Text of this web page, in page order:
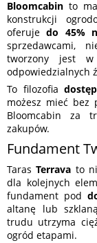
Bloomcabin to
konstrukcji
oferujedo 45%
sprzedawcami,
tworzony jest w
odpowiedzialnych
To filozofia
możesz mieć bez
Bloomcabin za
zakupów.
Fundament
TarasTerrava to
dla kolejnych
fundament pod
altanę lub
trudu utrzyma
ogród etapami.